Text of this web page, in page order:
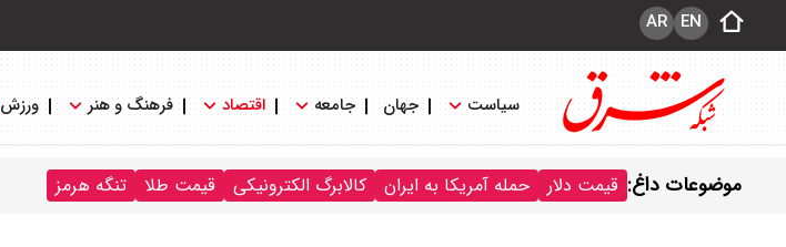
EN
AR
سیاست جهان جامعه اقتصاد فرهنگ و هنر ورزش
موضوعات داغ: قیمت دلار حمله آمریکا به ایران کالابرگ الکترونیکی قیمت طلا تنگه هرمز